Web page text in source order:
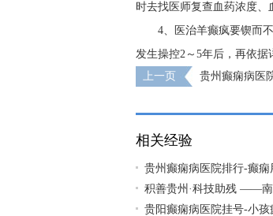
时去找医师复查血药浓度、
4、医治羊癫疯要锲而
发生操控2～5年后，再依据
上一页
贵州癫痫病医
相关经验
贵州癫痫病医院排行-癫痫
积善贵州·科技助残 ——
贵阳癫痫病医院挂号-小孩